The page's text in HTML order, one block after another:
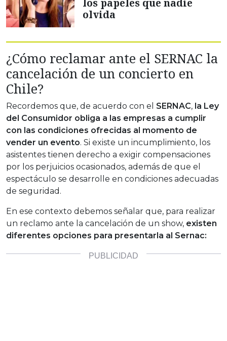
los papeles que nadie
olvida
¿Cómo reclamar ante el SERNAC la
cancelación de un concierto en
Chile?
Recordemos que, de acuerdo con el SERNAC, la Ley
del Consumidor obliga a las empresas a cumplir
con las condiciones ofrecidas al momento de
vender un evento. Si existe un incumplimiento, los
asistentes tienen derecho a exigir compensaciones
por los perjuicios ocasionados, además de que el
espectáculo se desarrolle en condiciones adecuadas
de seguridad.
En ese contexto debemos señalar que, para realizar
un reclamo ante la cancelación de un show, existen
diferentes opciones para presentarla al Sernac: